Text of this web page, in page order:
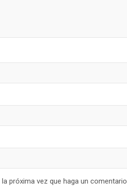
próxima vez que haga un comentario.